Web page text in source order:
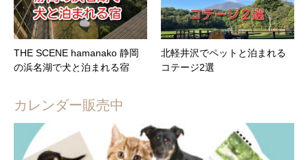
THE SCENE hamanako 静岡
の浜名湖で犬と泊まれる宿
北軽井沢でペットと泊まれる
コテージ2選
カレンダー販売中